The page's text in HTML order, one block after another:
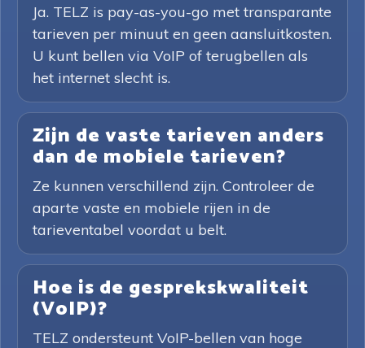
Ja. TELZ is pay-as-you-go met transparante
tarieven per minuut en geen aansluitkosten.
U kunt bellen via VoIP of terugbellen als
het internet slecht is.
Zijn de vaste tarieven anders
dan de mobiele tarieven?
Ze kunnen verschillend zijn. Controleer de
aparte vaste en mobiele rijen in de
tarieventabel voordat u belt.
Hoe is de gesprekskwaliteit
(VoIP)?
TELZ ondersteunt VoIP-bellen van hoge